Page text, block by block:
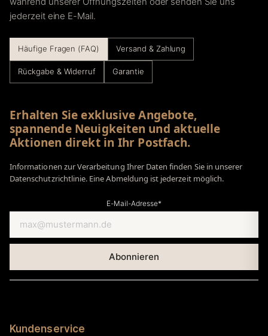
jederzeit eine E-Mail.
Häufige Fragen (FAQ) Versand & Zahlung
Rückgabe & Widerruf Garantie
Erhalten Sie exklusive Angebote,
spannende Neuigkeiten und aktuelle
Aktionen direkt in Ihr Postfach.
Informationen zur Verarbeitung Ihrer Daten finden Sie in unserer
Datenschutzrichtlinie. Eine Abmeldung ist jederzeit möglich.
E-Mail-Adresse*
Kundenservice